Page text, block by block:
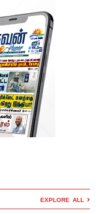
EXPLORE ALL